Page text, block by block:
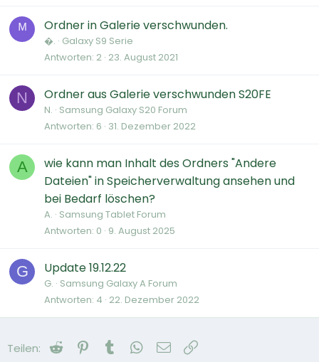
ᴹ Ordner in Galerie verschwunden.
�. Galaxy S9 Serie
Antworten 2 23. August 2021
N Ordner aus Galerie verschwunden S20FE
N. Samsung Galaxy S20 Forum
Antworten 6 31. Dezember 2022
A
wie kann man Inhalt des Ordners "Andere
Dateien" in Speicherverwaltung ansehen und
bei Bedarf löschen?
A. Samsung Tablet Forum
Antworten 0 9. August 2025
G Update 19.12.22
G. Samsung Galaxy A Forum
Antworten 4 22. Dezember 2022
Teilen: Reddit Pinterest
Tumblr WhatsApp
E-Mail